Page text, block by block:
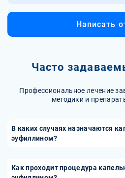
Написать
Часто
Профессиональное лечение
методики и
В каких случаях назначаются
эуфиллином?
бронхиальной астмы, тяжелых
Как проходит процедура